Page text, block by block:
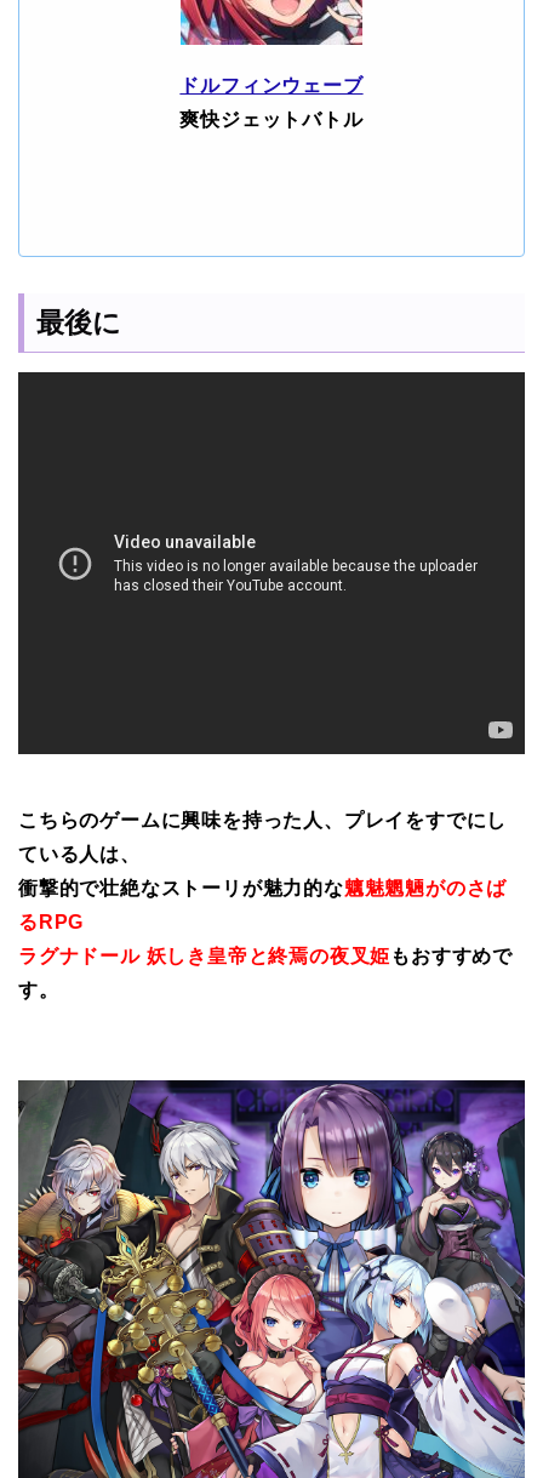
ドルフィンウェーブ
爽快ジェットバトル
最後に
こちらのゲームに興味を持った人、プレイをすでにし
ている人は、
衝撃的で壮絶なストーリが魅力的な魑魅魍魎がのさば
るRPG
ラグナドール 妖しき皇帝と終焉の夜叉姫 もおすすめで
す。